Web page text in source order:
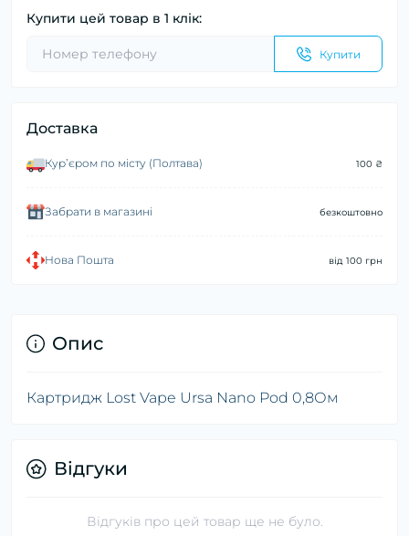
Купити цей товар в 1 клік:
Купити
Доставка
Курʼєром по місту (Полтава) 100 ₴
Забрати в магазині безкоштовно
Нова Пошта від 100 грн
Опис
Картридж Lost Vape Ursa Nano Pod 0,8Ом
Відгуки
Відгуків про цей товар ще не було.